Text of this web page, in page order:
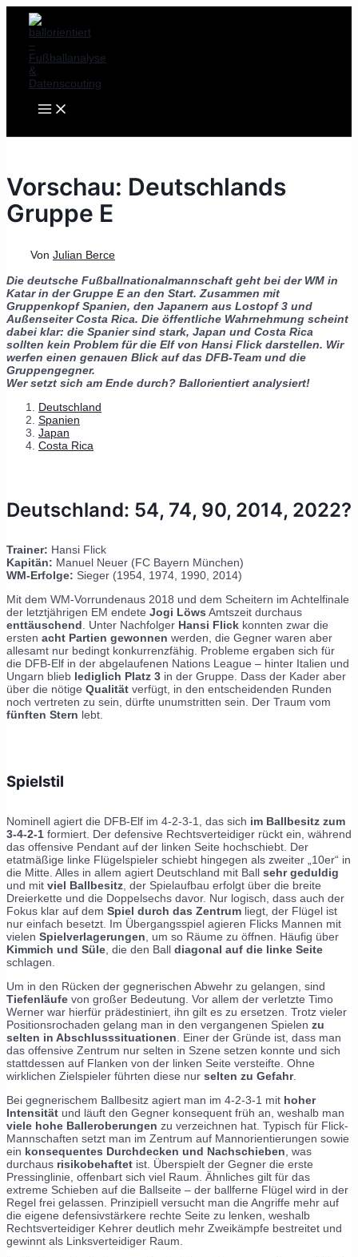
Zum
Inhalt
springen
MENU
Vorschau: Deutschlands
Gruppe E
Von Julian Berce
Die deutsche Fußballnationalmannschaft geht bei der WM in
Katar in der Gruppe E an den Start. Zusammen mit
Gruppenkopf Spanien, den Japanern aus Lostopf 3 und
Außenseiter Costa Rica. Die öffentliche Wahrnehmung scheint
dabei klar: die Spanier sind stark, Japan und Costa Rica
sollten kein Problem für die Elf von Hansi Flick darstellen. Wir
werfen einen genauen Blick auf das DFB-Team und die
Gruppengegner.
Wer setzt sich am Ende durch? Ballorientiert analysiert!
Deutschland
Spanien
Japan
Costa Rica
Deutschland: 54, 74, 90, 2014, 2022?
Trainer: Hansi Flick
Kapitän: Manuel Neuer (FC Bayern München)
WM-Erfolge: Sieger (1954, 1974, 1990, 2014)
Mit dem WM-Vorrundenaus 2018 und dem Scheitern im Achtelfinale
der letztjährigen EM endete Jogi Löws Amtszeit durchaus
enttäuschend. Unter Nachfolger Hansi Flick konnten zwar die
ersten acht Partien gewonnen werden, die Gegner waren aber
allesamt nur bedingt konkurrenzfähig. Probleme ergaben sich für
die DFB-Elf in der abgelaufenen Nations League – hinter Italien und
Ungarn blieb lediglich Platz 3 in der Gruppe. Dass der Kader aber
über die nötige Qualität verfügt, in den entscheidenden Runden
noch vertreten zu sein, dürfte unumstritten sein. Der Traum vom
fünften Stern lebt.
Spielstil
Nominell agiert die DFB-Elf im 4-2-3-1, das sich im Ballbesitz zum
3-4-2-1 formiert. Der defensive Rechtsverteidiger rückt ein, während
das offensive Pendant auf der linken Seite hochschiebt. Der
etatmäßige linke Flügelspieler schiebt hingegen als zweiter „10er“ in
die Mitte. Alles in allem agiert Deutschland mit Ball sehr geduldig
und mit viel Ballbesitz , der Spielaufbau erfolgt über die breite
Dreierkette und die Doppelsechs davor. Nur logisch, dass auch der
Fokus klar auf dem Spiel durch das Zentrum liegt, der Flügel ist
nur einfach besetzt. Im Übergangsspiel agieren Flicks Mannen mit
vielen Spielverlagerungen , um so Räume zu öffnen. Häufig über
Kimmich und Süle , die den Ball diagonal auf die linke Seite
schlagen.
Um in den Rücken der gegnerischen Abwehr zu gelangen, sind
Tiefenläufe von großer Bedeutung. Vor allem der verletzte Timo
Werner war hierfür prädestiniert, ihn gilt es zu ersetzen. Trotz vieler
Positionsrochaden gelang man in den vergangenen Spielen zu
selten in Abschlusssituationen . Einer der Gründe ist, dass man
das offensive Zentrum nur selten in Szene setzen konnte und sich
stattdessen auf Flanken von der linken Seite versteifte. Ohne
wirklichen Zielspieler führten diese nur selten zu Gefahr.
Bei gegnerischem Ballbesitz agiert man im 4-2-3-1 mit hoher
Intensität und läuft den Gegner konsequent früh an, weshalb man
viele hohe Balleroberungen zu verzeichnen hat. Typisch für Flick-
Mannschaften setzt man im Zentrum auf Mannorientierungen sowie
ein konsequentes Durchdecken und Nachschieben , was
durchaus risikobehaftet ist. Überspielt der Gegner die erste
Pressinglinie, offenbart sich viel Raum. Ähnliches gilt für das
extreme Schieben auf die Ballseite – der ballferne Flügel wird in der
Regel frei gelassen. Prinzipiell versucht man die Angriffe mehr auf
die eigene defensivstärkere rechte Seite zu lenken, weshalb
Rechtsverteidiger Kehrer deutlich mehr Zweikämpfe bestreitet und
gewinnt als Linksverteidiger Raum.
Post
navigation